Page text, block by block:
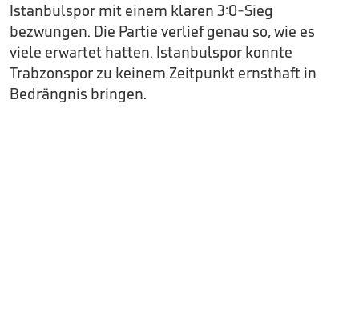
Istanbulspor mit einem klaren 3:0-Sieg
bezwungen. Die Partie verlief genau so, wie es
viele erwartet hatten. Istanbulspor konnte
Trabzonspor zu keinem Zeitpunkt ernsthaft in
Bedrängnis bringen.